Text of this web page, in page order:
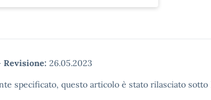
Revisione: 26.05.2023
specificato, questo articolo è stato rilasciato